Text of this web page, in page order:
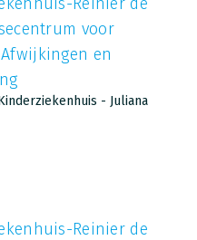
voor
en
- Juliana
Reinier de